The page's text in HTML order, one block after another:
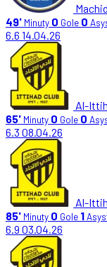
49' Minuty 0 Gole 0
6.6 14.04.26
Al-
65' Minuty 0 Gole 0
6.3 08.04.26
Al-
85' Minuty 0 Gole 1
6.9 03.04.26